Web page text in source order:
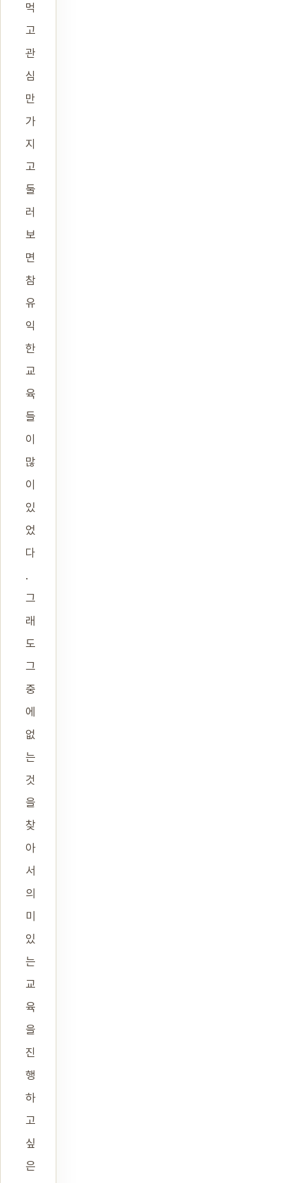
먹
고
관
심
만
가
지
고
둘
러
보
면
참
유
익
한
교
육
들
이
많
이
있
었
다
.
그
래
도
그
중
에
없
는
것
을
찾
아
서
의
미
있
는
교
육
을
진
행
하
고
싶
은